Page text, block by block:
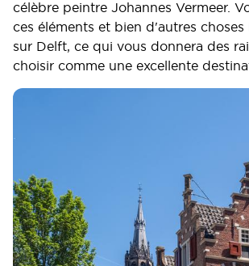
célèbre peintre Johannes Vermeer.
ces éléments et bien d'autres choses
sur Delft, ce qui vous donnera des
choisir comme une excellente